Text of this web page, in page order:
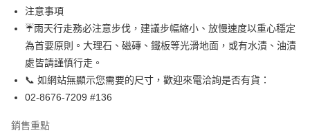
２．便利：只要手機號碼，簡訊認證，即可結帳。
３．安心：先確認商品／服務後，再付款。
【「AFTEE先享後付」結帳流程】
１．於結帳方式選擇「AFTEE先享後付」後，將跳轉至「AFTEE先享後付」
結帳頁面，進行簡訊認證並確認金額後，即可完成結帳。
３．收到繳費通知簡訊後14天內，點擊此簡訊中的連結，可透過四大超商／
※ 請注意：結帳手續完成當下不需立刻繳費，但若您需要取消訂單，請聯絡
運送方式
全家取貨付款
每筆NT$60，滿NT$1,000(含以上)免運費
7-11取貨付款
每筆NT$60，滿NT$1,000(含以上)免運費
注意事項
☔雨天行走務必注意步伐，建議步幅縮小、放慢速度以重心穩定
為首要原則。大理石、磁磚、鐵板等光滑地面，或有水漬、油漬
處皆請謹慎行走。
📞 如網站無顯示您需要的尺寸，歡迎來電洽詢是否有貨：
02-8676-7209 #136
銷售重點